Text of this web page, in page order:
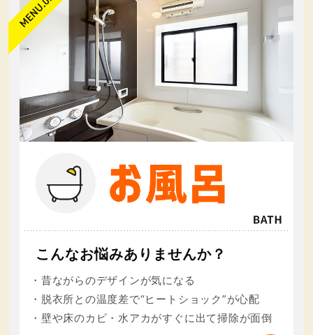
おそれがある場合
（3）その他法令に違反することとなる場合
前項の定めにかかわらず，履歴情報および特性情報な
どの個人情報以外の情報については，原則として開示
いたしません。
第６条（個人情報の訂正および削除）
ユーザーは，当社の保有する自己の個人情報が誤った
情報である場合には，当社が定める手続きにより，当
ができます。
当社は，ユーザーから前項の請求を受けてその請求に
応じる必要があると判断した場合には，遅滞なく，当
第７条（個人情報の利用停止等）
当社は，本人から，個人情報が，利用目的の範囲を超
えて取り扱われているという理由，または不正の手段
により取得されたものであるという理由により，その
こんなお悩みありませんか？
・昔ながらのデザインが気になる
・脱衣所との温度差で“ヒートショック”が心配
・壁や床のカビ・水アカがすぐに出て掃除が面倒